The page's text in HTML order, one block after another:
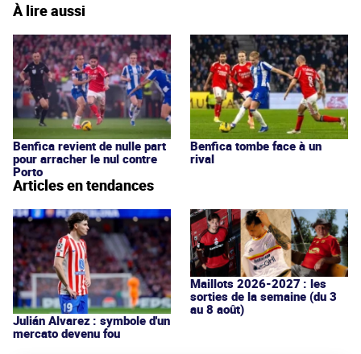
À lire aussi
Benfica revient de nulle part
pour arracher le nul contre
Porto
Benfica tombe face à un
rival
Articles en tendances
Julián Alvarez : symbole d'un
mercato devenu fou
Maillots 2026-2027 : les
sorties de la semaine (du 3
au 8 août)